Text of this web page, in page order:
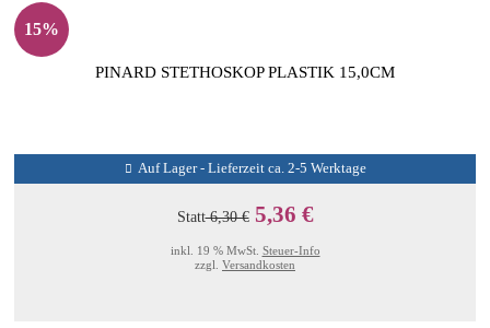
15%
PINARD STETHOSKOP PLASTIK 15,0CM
Auf Lager - Lieferzeit ca. 2-5 Werktage
Statt6,30 € 5,36 €
inkl. 19 % MwSt. Steuer-Info
zzgl. Versandkosten